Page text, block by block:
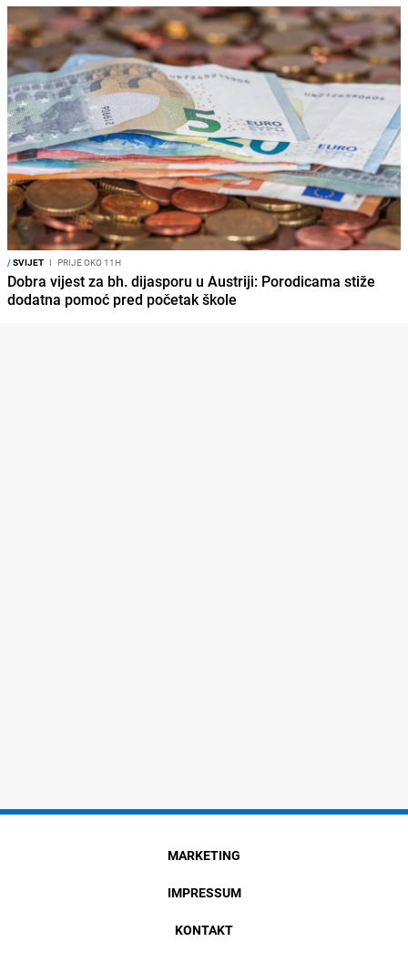
/SVIJET I PRIJE OKO 11H
Dobra vijest za bh. dijasporu u Austriji: Porodicama stiže
dodatna pomoć pred početak škole
MARKETING
IMPRESSUM
KONTAKT